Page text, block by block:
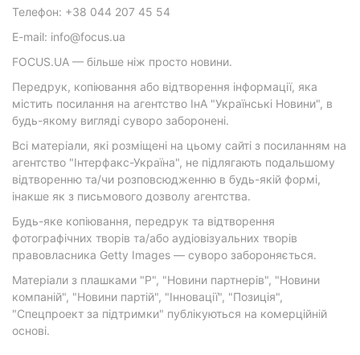
Телефон: +38 044 207 45 54
E-mail: info@focus.ua
FOCUS.UA — більше ніж просто новини.
Передрук, копіювання або відтворення інформації, яка
містить посилання на агентство ІнА "Українські Новини", в
будь-якому вигляді суворо заборонені.
Всі матеріали, які розміщені на цьому сайті з посиланням на
агентство "Інтерфакс-Україна", не підлягають подальшому
відтворенню та/чи розповсюдженню в будь-якій формі,
інакше як з письмового дозволу агентства.
Будь-яке копіювання, передрук та відтворення
фотографічних творів та/або аудіовізуальних творів
правовласника Getty Images — суворо забороняється.
Матеріали з плашками "Р", "Новини партнерів", "Новини
компаній", "Новини партій", "Інновації", "Позиція",
"Спецпроект за підтримки" публікуються на комерційній
основі.